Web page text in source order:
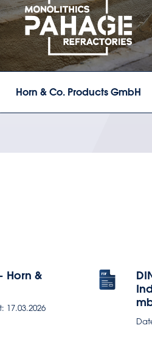
Horn & Co. Products GmbH
Horn &
17.03.2026